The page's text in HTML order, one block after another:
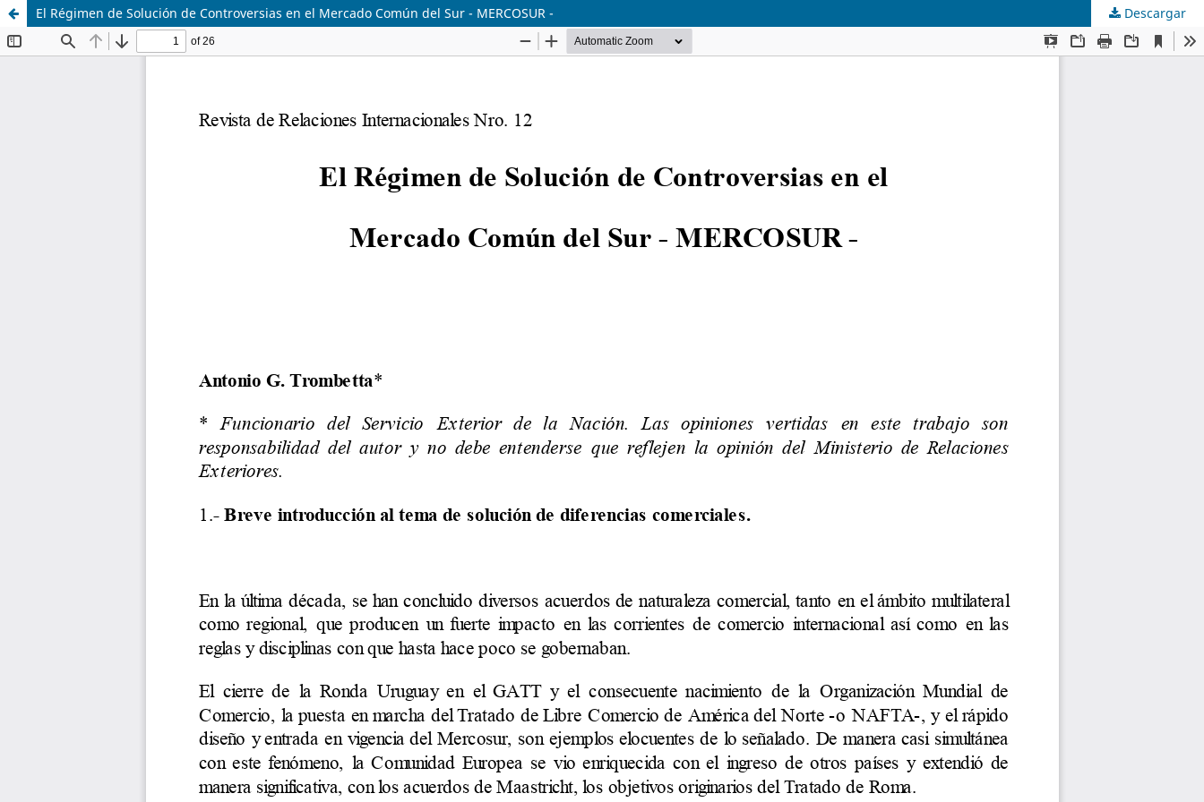
El Régimen de Solución de Controversias en el Mercado Común del Sur - MERCOSUR - Descargar